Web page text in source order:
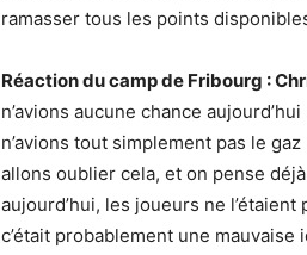
ramasser tous les points
Réaction du camp de Fribourg :
n’avions aucune chance
n’avions tout simplement pas le
allons oublier cela, et on pense
aujourd’hui, les joueurs ne l’étaient
c’était probablement une mauvaise